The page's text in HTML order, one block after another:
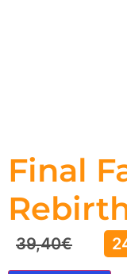
Final
39,40€